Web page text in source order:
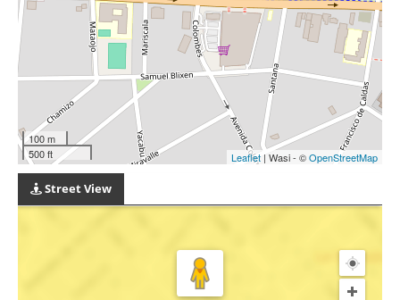
100 m
500 ft
Leaflet | Wasi - ©OpenStreetMap
Street View